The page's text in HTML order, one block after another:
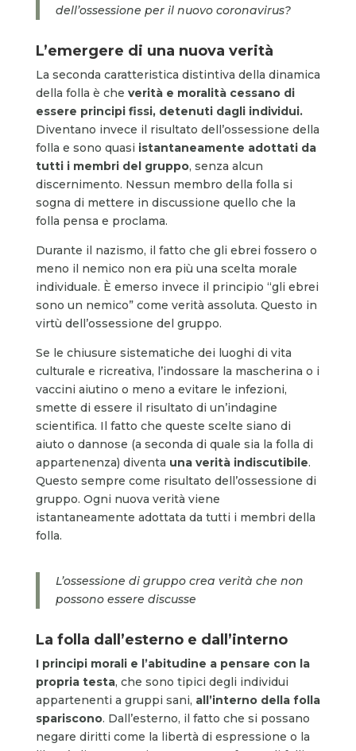
dell’ossessione per il nuovo coronavirus?
L’emergere di una nuova verità
La seconda caratteristica distintiva della dinamica
della folla è che verità e moralità cessano di
essere principi fissi, detenuti dagli individui.
Diventano invece il risultato dell’ossessione della
folla e sono quasi istantaneamente adottati da
tutti i membri del gruppo, senza alcun
discernimento. Nessun membro della folla si
sogna di mettere in discussione quello che la
folla pensa e proclama.
Durante il nazismo, il fatto che gli ebrei fossero o
meno il nemico non era più una scelta morale
individuale. È emerso invece il principio “gli ebrei
sono un nemico” come verità assoluta. Questo in
virtù dell’ossessione del gruppo.
Se le chiusure sistematiche dei luoghi di vita
culturale e ricreativa, l’indossare la mascherina o i
vaccini aiutino o meno a evitare le infezioni,
smette di essere il risultato di un’indagine
scientifica. Il fatto che queste scelte siano di
aiuto o dannose (a seconda di quale sia la folla di
appartenenza) diventa una verità indiscutibile.
Questo sempre come risultato dell’ossessione di
gruppo. Ogni nuova verità viene
istantaneamente adottata da tutti i membri della
folla.
L’ossessione di gruppo crea verità che non
possono essere discusse
La folla dall’esterno e dall’interno
I principi morali e l’abitudine a pensare con la
propria testa, che sono tipici degli individui
appartenenti a gruppi sani, all’interno della folla
spariscono. Dall’esterno, il fatto che si possano
negare diritti come la libertà di espressione o la